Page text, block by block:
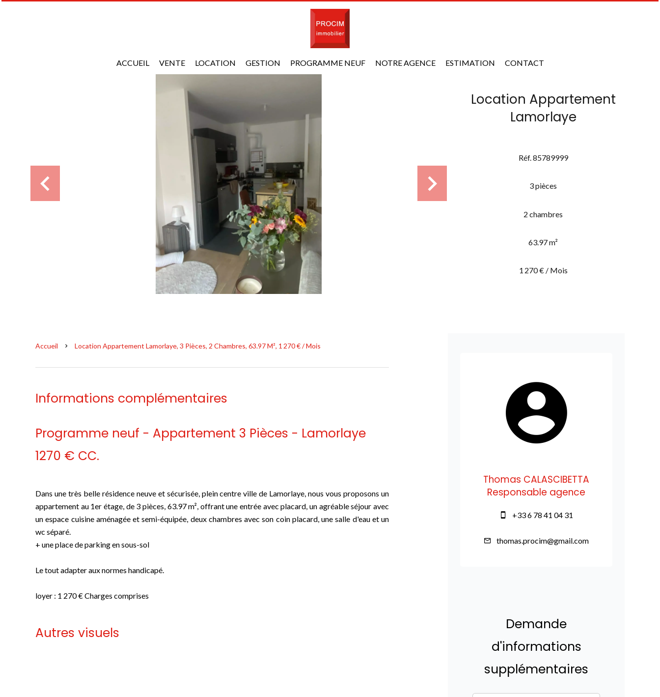
ACCUEIL VENTE LOCATION GESTION PROGRAMME NEUF NOTRE AGENCE ESTIMATION CONTACT
Location Appartement
Lamorlaye
Réf. 85789999
3 pièces
2 chambres
63.97 m²
1 270 € / Mois
Accueil Location Appartement Lamorlaye, 3 Pièces, 2 Chambres, 63.97 M², 1 270 € / Mois
Informations complémentaires
Programme neuf - Appartement 3 Pièces - Lamorlaye
1270 € CC.
Dans une très belle résidence neuve et sécurisée, plein centre ville de Lamorlaye, nous vous proposons un
appartement au 1er étage, de 3 pièces, 63.97 m², offrant une entrée avec placard, un agréable séjour avec
un espace cuisine aménagée et semi-équipée, deux chambres avec son coin placard, une salle d'eau et un
wc séparé.
+ une place de parking en sous-sol
Le tout adapter aux normes handicapé.
loyer : 1 270 € Charges comprises
Autres visuels
Thomas CALASCIBETTA
Responsable agence
+33 6 78 41 04 31
thomas.procim@gmail.com
Demande
d'informations
supplémentaires